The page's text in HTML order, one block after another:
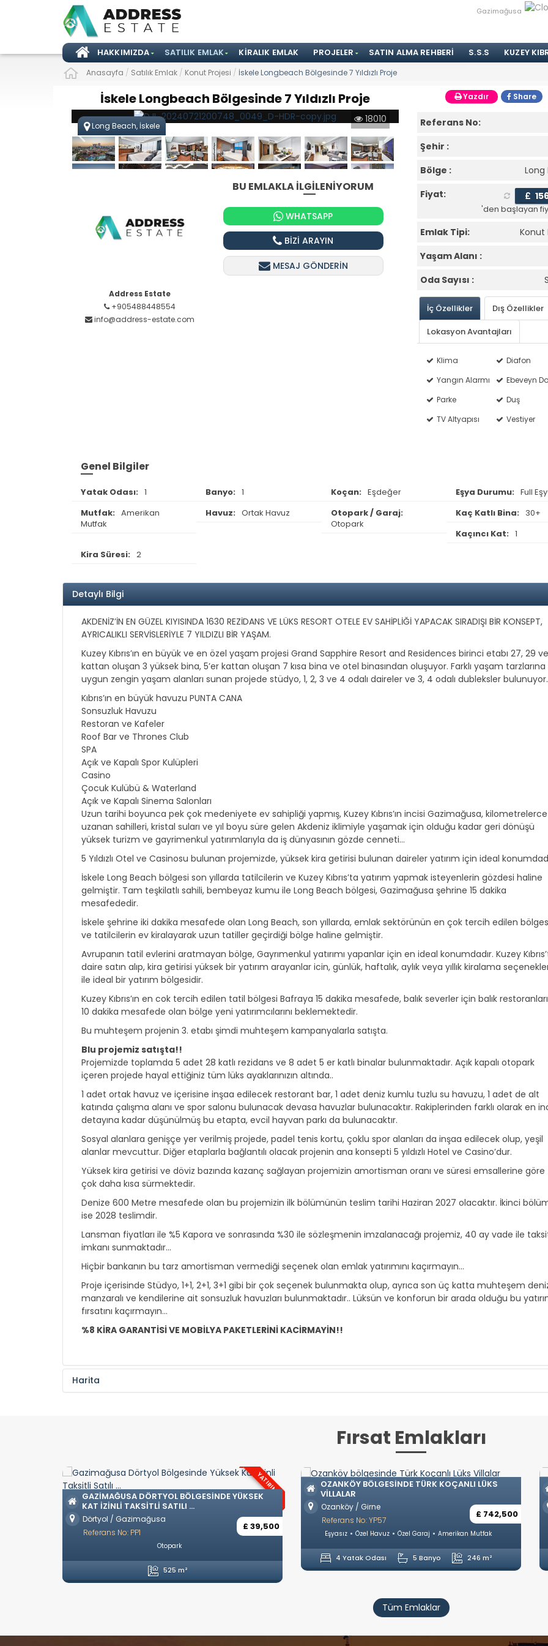
Gazimağusa
HAKKIMIZDA SATILIK EMLAK KIRALIK EMLAK PROJELER SATIN ALMA REHBERI S.S.S KUZEY
Anasayfa / Satılık Emlak / Konut Projesi / İskele Longbeach Bölgesinde 7 Yıldızlı Proje
Yazdır Share
İskele Longbeach Bölgesinde 7 Yıldızlı Proje
18010
Long Beach, İskele
Address Estate
+905488448554
info@address-estate.com
BU EMLAKLA İLGİLENİYORUM
WHATSAPP
BİZİ ARAYIN
MESAJ GÖNDERİN
Referans No:
Şehir :
Bölge :
Fiyat:
£
'den başlayan
Emlak Tipi:
Konut
Yaşam Alanı :
Oda Sayısı :
İç Özellikler
Dış Özellikler
Lokasyon Avantajları
Klima
Diafon
Yangın Alarmı
Ebeveyn
Parke
Duş
TV Altyapısı
Vestiyer
Genel Bilgiler
Yatak Odası: 1 Banyo: 1 Koçan: Eşdeğer Eşya Durumu: Full
Mutfak: Amerikan
Mutfak
Havuz: Ortak Havuz
Otopark / Garaj:
Otopark
Kaç Katlı Bina: 30+
Kaçıncı Kat: 1
Kira Süresi: 2
Detaylı Bilgi
AKDENİZ’İN EN GÜZEL KIYISINDA 1630 REZİDANS VE LÜKS RESORT OTELE EV SAHİPLİĞİ YAPACAK SIRADIŞI BİR KONSEPT,
AYRICALIKLI SERVİSLERİYLE 7 YILDIZLI BİR YAŞAM.
Kuzey Kıbrıs’ın en büyük ve en özel yaşam projesi Grand Sapphire Resort and Residences birinci etabı 27, 29
kattan oluşan 3 yüksek bina, 5’er kattan oluşan 7 kısa bina ve otel binasından oluşuyor. Farklı yaşam tarzlarına
uygun zengin yaşam alanları sunan projede stüdyo, 1, 2, 3 ve 4 odalı daireler ve 3, 4 odalı dubleksler bulunuyor.
Kıbrıs’ın en büyük havuzu PUNTA CANA
Sonsuzluk Havuzu
Restoran ve Kafeler
Roof Bar ve Thrones Club
SPA
Açık ve Kapalı Spor Kulüpleri
Casino
Çocuk Kulübü & Waterland
Açık ve Kapalı Sinema Salonları
Uzun tarihi boyunca pek çok medeniyete ev sahipliği yapmış, Kuzey Kıbrıs’ın incisi Gazimağusa, kilometrelerce
uzanan sahilleri, kristal suları ve yıl boyu süre gelen Akdeniz iklimiyle yaşamak için olduğu kadar geri dönüşü
yüksek turizm ve gayrimenkul yatırımlarıyla da iş dünyasının gözde cenneti…
5 Yıldızlı Otel ve Casinosu bulunan projemizde, yüksek kira getirisi bulunan daireler yatırım için ideal
İskele Long Beach bölgesi son yıllarda tatilcilerin ve Kuzey Kıbrıs’ta yatırım yapmak isteyenlerin gözdesi haline
gelmiştir. Tam teşkilatlı sahili, bembeyaz kumu ile Long Beach bölgesi, Gazimağusa şehrine 15 dakika
mesafededir.
İskele şehrine iki dakika mesafede olan Long Beach, son yıllarda, emlak sektörünün en çok tercih edilen
ve tatilcilerin ev kiralayarak uzun tatiller geçirdiği bölge haline gelmiştir.
Avrupanın tatil evlerini aratmayan bölge, Gayrımenkul yatırımı yapanlar için en ideal konumdadır. Kuzey
daire satın alıp, kira getirisi yüksek bir yatırım arayanlar icin, günlük, haftalık, aylık veya yıllık kiralama
ile ideal bir yatırım bölgesidir.
Kuzey Kıbrıs’ın en cok tercih edilen tatil bölgesi Bafraya 15 dakika mesafede, balık severler için balık
10 dakika mesafede olan bölge yeni yatırımcılarını beklemektedir.
Bu muhteşem projenin 3. etabı şimdi muhteşem kampanyalarla satışta.
Blu projemiz satışta!!
Projemizde toplamda 5 adet 28 katlı rezidans ve 8 adet 5 er katlı binalar bulunmaktadır. Açık kapalı otopark
içeren projede hayal ettiğiniz tüm lüks ayaklarınızın altında..
1 adet ortak havuz ve içerisine inşaa edilecek restorant bar, 1 adet deniz kumlu tuzlu su havuzu, 1 adet de alt
katında çalışma alanı ve spor salonu bulunacak devasa havuzlar bulunacaktır. Rakiplerinden farklı olarak en
detayına kadar düşünülmüş bu etapta, evcil hayvan parkı da bulunacaktır.
Sosyal alanlara genişçe yer verilmiş projede, padel tenis kortu, çoklu spor alanları da inşaa edilecek olup, yeşil
alanlar mevcuttur. Diğer etaplarla bağlantılı olacak projenin ana konsepti 5 yıldızlı Hotel ve Casino’dur.
Yüksek kira getirisi ve döviz bazında kazanç sağlayan projemizin amortisman oranı ve süresi emsallerine göre
çok daha kısa sürmektedir.
Denize 600 Metre mesafede olan bu projemizin ilk bölümünün teslim tarihi Haziran 2027 olacaktır. İkinci
ise 2028 teslimdir.
Lansman fiyatları ile %5 Kapora ve sonrasında %30 ile sözleşmenin imzalanacağı projemiz, 40 ay vade ile
imkanı sunmaktadır…
Hiçbir bankanın bu tarz amortisman vermediği seçenek olan emlak yatırımını kaçırmayın…
Proje içerisinde Stüdyo, 1+1, 2+1, 3+1 gibi bir çok seçenek bulunmakta olup, ayrıca son üç katta muhteşem
manzaralı ve kendilerine ait sonsuzluk havuzları bulunmaktadır.. Lüksün ve konforun bir arada olduğu bu
fırsatını kaçırmayın…
%8 KİRA GARANTİSİ VE MOBİLYA PAKETLERİNİ KACİRMAYİN!!
Harita
Fırsat Emlakları
YATIRIM
£ 39,500
OZANKÖY BÖLGESINDE TÜRK KOÇANLI LÜKS
VILLALAR
Ozanköy / Girne
£ 742,500
Referans No: YP57
Eşyasız Amerikan Mutfak
GIRNE ZEYTINLIKTE ULTRA LÜKS TÜRK
Zeytinlik / Girne
£
Referans No: YP58
Eşyasız Özel Havuz Özel Garaj Ayrı Mutfak
5 Yatak Odası 6 Banyo
Tüm Emlaklar